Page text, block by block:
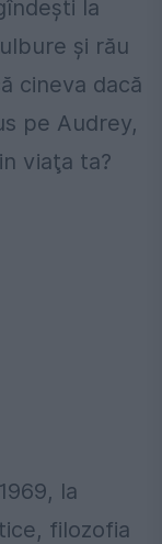
la
şi rău
cineva dacă
pe Audrey,
viaţa ta?
la
filozofia